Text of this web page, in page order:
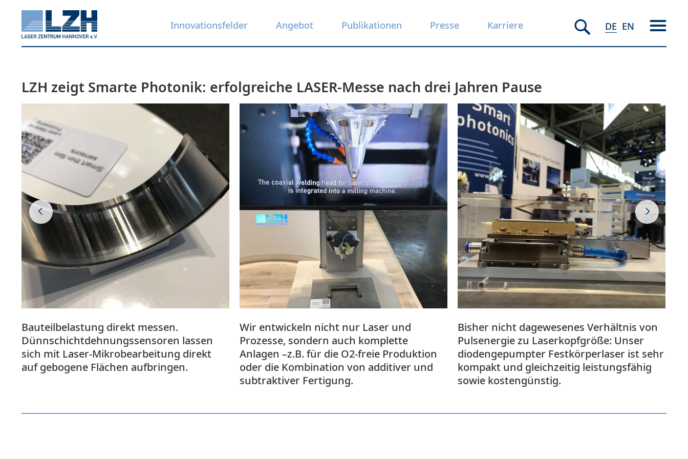
Innovationsfelder Angebot Publikationen Presse Karriere DE EN
LZH zeigt Smarte Photonik: erfolgreiche LASER-Messe nach drei Jahren Pause
Bauteilbelastung direkt messen.
Dünnschichtdehnungssensoren lassen
sich mit Laser-Mikrobearbeitung direkt
auf gebogene Flächen aufbringen.
Wir entwickeln nicht nur Laser und
Prozesse, sondern auch komplette
Anlagen –z.B. für die O2-freie Produktion
oder die Kombination von additiver und
subtraktiver Fertigung.
Bisher nicht dagewesenes Verhältnis von
Pulsenergie zu Laserkopfgröße: Unser
diodengepumpter Festkörperlaser ist sehr
kompakt und gleichzeitig leistungsfähig
sowie kostengünstig.